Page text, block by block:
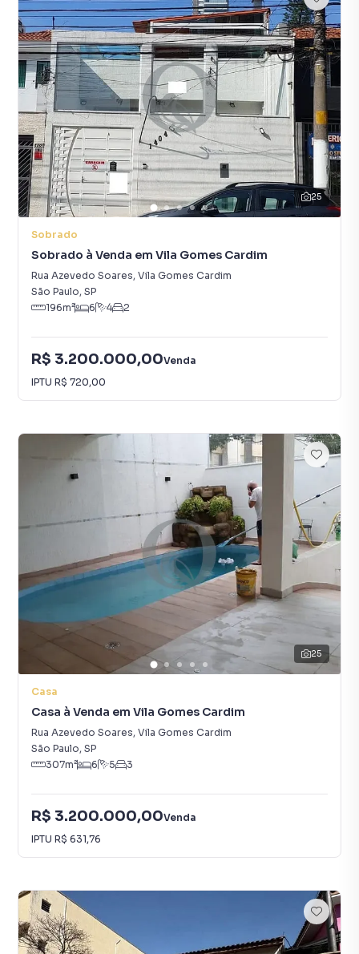
25
Sobrado
Sobrado à Venda em Vila Gomes Cardim
Rua Azevedo Soares, Vila Gomes Cardim
São Paulo, SP
196m² 6 4 2
R$ 3.200.000,00Venda
IPTU R$ 720,00
25
Casa
Casa à Venda em Vila Gomes Cardim
Rua Azevedo Soares, Vila Gomes Cardim
São Paulo, SP
307m² 6 5 3
R$ 3.200.000,00Venda
IPTU R$ 631,76